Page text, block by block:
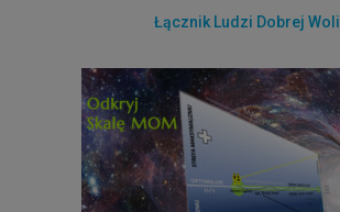
Łącznik Ludzi Dobrej Woli